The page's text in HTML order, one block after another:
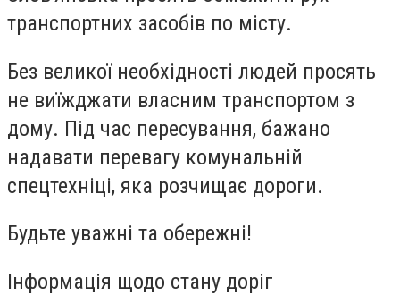
транспортних засобів по місту.
Без великої необхідності людей просять
не виїжджати власним транспортом з
дому. Під час пересування, бажано
надавати перевагу комунальній
спецтехніці, яка розчищає дороги.
Будьте уважні та обережні!
Інформація щодо стану доріг